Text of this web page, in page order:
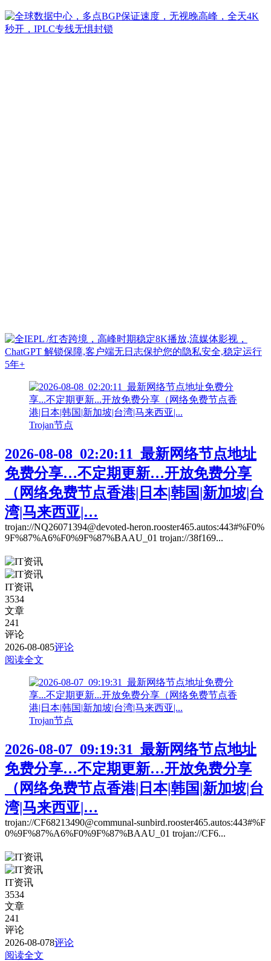
Trojan节点
2026-08-08_02:20:11_最新网络节点地址
免费分享…不定期更新…开放免费分享
（网络免费节点香港|日本|韩国|新加坡|台
湾|马来西亚|…
trojan://NQ26071394@devoted-heron.rooster465.autos:443#%F0%
9F%87%A6%F0%9F%87%BAAU_01 trojan://38f169...
IT资讯
3534
文章
241
评论
2026-08-085评论
阅读全文
Trojan节点
2026-08-07_09:19:31_最新网络节点地址
免费分享…不定期更新…开放免费分享
（网络免费节点香港|日本|韩国|新加坡|台
湾|马来西亚|…
trojan://CF68213490@communal-sunbird.rooster465.autos:443#%F
0%9F%87%A6%F0%9F%87%BAAU_01 trojan://CF6...
IT资讯
3534
文章
241
评论
2026-08-078评论
阅读全文